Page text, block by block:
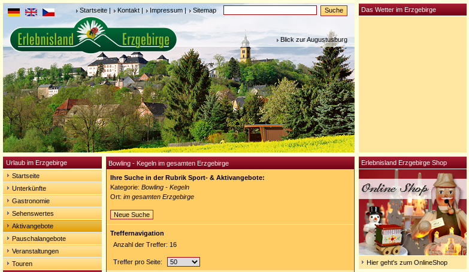
Startseite | Kontakt | Impressum| Sitemap
Blick zur Augustusburg
Urlaub im Erzgebirge
Startseite
Unterkünfte
Gastronomie
Sehenswertes
Aktivangebote
Pauschalangebote
Veranstaltungen
Touren
Bowling - Kegeln im gesamten Erzgebirge
Ihre Suche in der Rubrik Sport- & Aktivangebote:
Kategorie: Bowling - Kegeln
Ort: im gesamten Erzgebirge
Neue Suche
Treffernavigation
Anzahl der Treffer: 16
Treffer pro Seite:
Erlebnisland Erzgebirge Shop
Hier geht's zum OnlineShop
Das Wetter im Erzgebirge